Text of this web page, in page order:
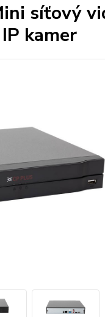
síťový
kamer